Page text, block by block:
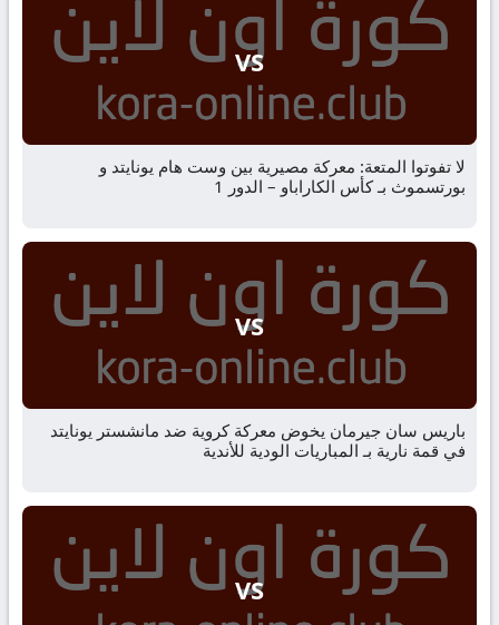
VS
لا تفوتوا المتعة: معركة مصيرية بين وست هام يونايتد و
بورتسموث بـ كأس الكاراباو – الدور 1
VS
باريس سان جيرمان يخوض معركة كروية ضد مانشستر يونايتد
في قمة نارية بـ المباريات الودية للأندية
VS